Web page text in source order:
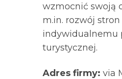
wzmocnić swoją
m.in. rozwój
indywidualnemu
turystycznej.
Adres firmy: via